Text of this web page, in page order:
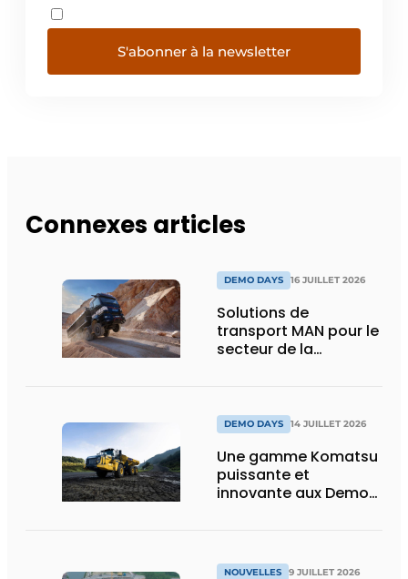
S'abonner à la newsletter
Connexes articles
DEMO DAYS 16 JUILLET 2026
Solutions de
transport MAN pour le
secteur de la
DEMO DAYS 14 JUILLET 2026
Une gamme Komatsu
puissante et
innovante aux Demo
NOUVELLES 9 JUILLET 2026